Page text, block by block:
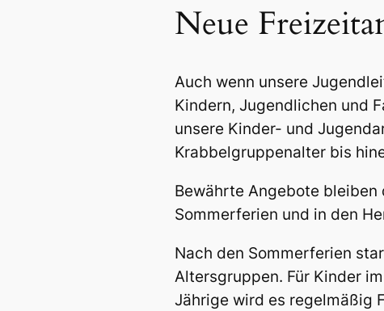
Neue
Auch wenn unsere
Kindern, Jugendlichen und
unsere Kinder- und
Krabbelgruppenalter bis
Bewährte Angebote bleiben
Sommerferien und in den
Nach den Sommerferien
Altersgruppen. Für Kinder
Jährige wird es regelmäßig